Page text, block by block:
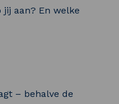
aan? En welke
– behalve de